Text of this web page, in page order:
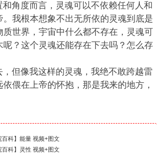
角度而言，灵魂可以不依赖任何人和
我根本想象不出无所依的灵魂到底是
世界，宇宙中什么都不存在，灵魂可
？这个灵魂还能存在下去吗？怎么存
但像我这样的灵魂，我绝不敢跨越雷
偎在上帝的怀抱，那是我来的地方，
百科】能量 视频+图文
百科】灵性 视频+图文